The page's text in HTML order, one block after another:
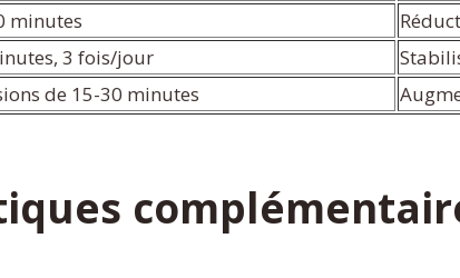
minutes
3 fois/jour
de 15-30 minutes